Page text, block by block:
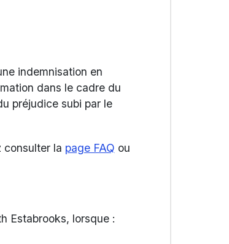
indemnisation en
dans le cadre du
préjudice subi par le
consulter la page FAQ ou
Estabrooks, lorsque :